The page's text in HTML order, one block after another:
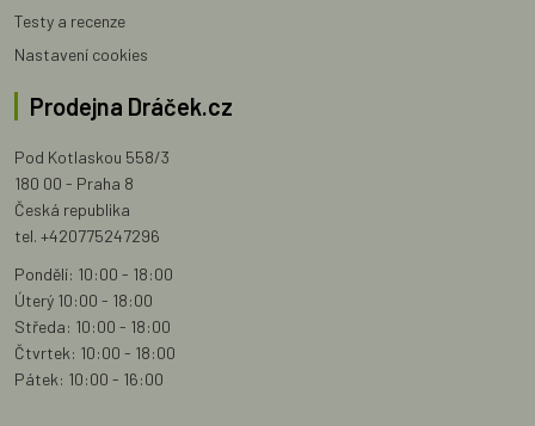
Testy a recenze
Nastavení cookies
Prodejna Dráček.cz
Pod Kotlaskou 558/3
180 00 - Praha 8
Česká republika
tel. +420775247296
Pondělí: 10:00 - 18:00
Úterý 10:00 - 18:00
Středa: 10:00 - 18:00
Čtvrtek: 10:00 - 18:00
Pátek: 10:00 - 16:00